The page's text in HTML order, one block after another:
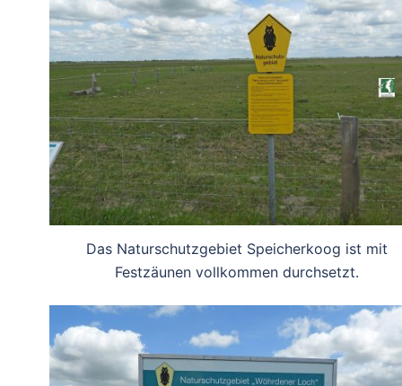
Das Naturschutzgebiet Speicherkoog ist mit
Festzäunen vollkommen durchsetzt.